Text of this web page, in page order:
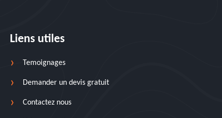
Liens utiles
Temoignages
Demander un devis gratuit
Contactez nous